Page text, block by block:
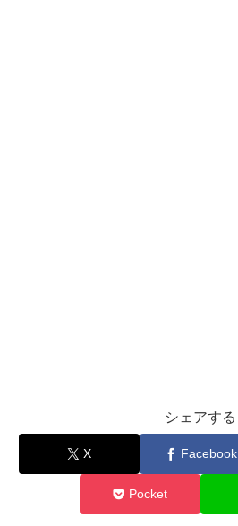
シェアする
X Facebook
Pocket